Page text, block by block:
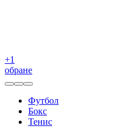
+1
обране
Футбол
Бокс
Тенис